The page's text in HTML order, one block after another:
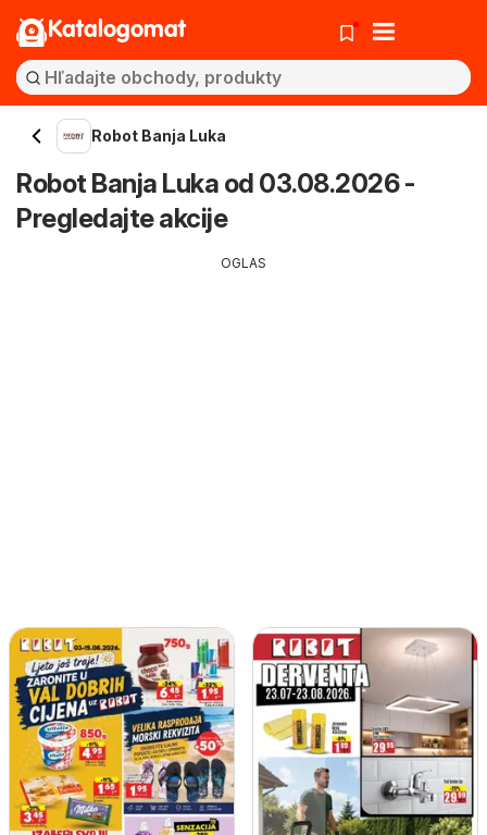
Katalogomat
Robot Banja Luka
Robot Banja Luka od 03.08.2026 -
Pregledajte akcije
OGLAS